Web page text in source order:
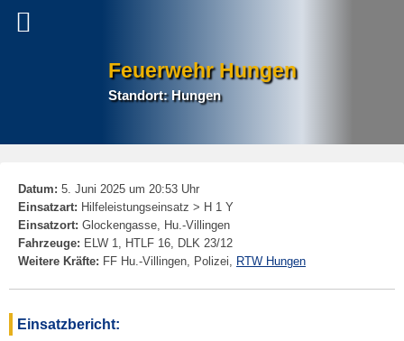
Feuerwehr Hungen
Standort: Hungen
Datum: 5. Juni 2025 um 20:53 Uhr
Einsatzart: Hilfeleistungseinsatz > H 1 Y
Einsatzort: Glockengasse, Hu.-Villingen
Fahrzeuge: ELW 1, HTLF 16, DLK 23/12
Weitere Kräfte: FF Hu.-Villingen, Polizei, RTW Hungen
Einsatzbericht: